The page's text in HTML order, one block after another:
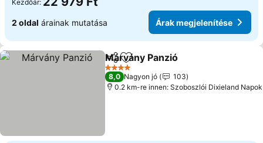
Kezdőár:
2 oldal árainak mutatása Árak megjelenítése
Megosztás
Hozzáadás a kedvencekhez
Márvány Panzió
4 Kategória
8,0 Nagyon jó
103
0.2 km-re innen: Szoboszlói Dixieland Napok